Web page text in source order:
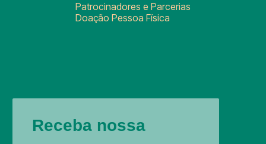
Patrocinadores e Parcerias
Doação Pessoa Física